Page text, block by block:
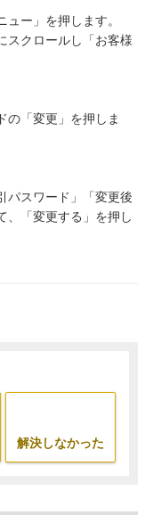
ー」を押します。
スクロールし「お客様
の「変更」を押しま
パスワード」「変更後
、「変更する」を押し
解決しなかった